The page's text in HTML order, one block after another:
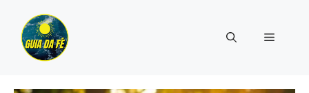
para
conteúdo
Menu